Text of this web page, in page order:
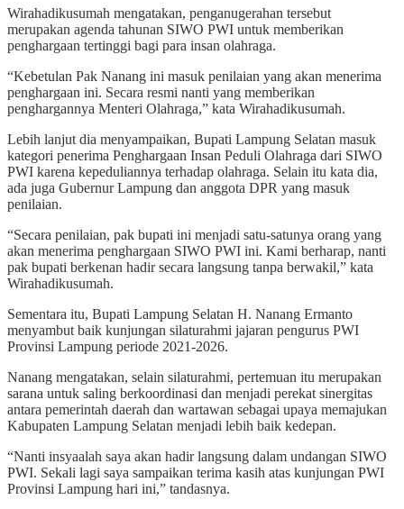
Wirahadikusumah mengatakan, penganugerahan tersebut
merupakan agenda tahunan SIWO PWI untuk memberikan
penghargaan tertinggi bagi para insan olahraga.
“Kebetulan Pak Nanang ini masuk penilaian yang akan menerima
penghargaan ini. Secara resmi nanti yang memberikan
penghargannya Menteri Olahraga,” kata Wirahadikusumah.
Lebih lanjut dia menyampaikan, Bupati Lampung Selatan masuk
kategori penerima Penghargaan Insan Peduli Olahraga dari SIWO
PWI karena kepeduliannya terhadap olahraga. Selain itu kata dia,
ada juga Gubernur Lampung dan anggota DPR yang masuk
penilaian.
“Secara penilaian, pak bupati ini menjadi satu-satunya orang yang
akan menerima penghargaan SIWO PWI ini. Kami berharap, nanti
pak bupati berkenan hadir secara langsung tanpa berwakil,” kata
Wirahadikusumah.
Sementara itu, Bupati Lampung Selatan H. Nanang Ermanto
menyambut baik kunjungan silaturahmi jajaran pengurus PWI
Provinsi Lampung periode 2021-2026.
Nanang mengatakan, selain silaturahmi, pertemuan itu merupakan
sarana untuk saling berkoordinasi dan menjadi perekat sinergitas
antara pemerintah daerah dan wartawan sebagai upaya memajukan
Kabupaten Lampung Selatan menjadi lebih baik kedepan.
“Nanti insyaalah saya akan hadir langsung dalam undangan SIWO
PWI. Sekali lagi saya sampaikan terima kasih atas kunjungan PWI
Provinsi Lampung hari ini,” tandasnya.